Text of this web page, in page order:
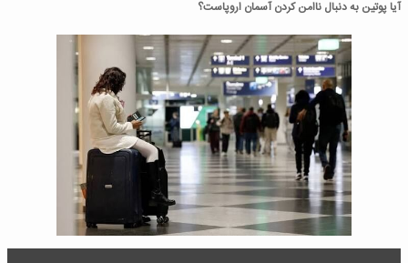
آیا پوتین به دنبال ناامن کردن آسمان اروپاست؟